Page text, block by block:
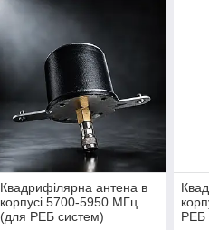
Квадрифілярна антена в
корпусі 5700-5950 МГц
(для РЕБ систем)
РЕБ